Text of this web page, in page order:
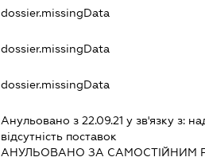
dossier.missingData
dossier.missingData
dossier.missingData
Анульовано з 22.09.21 у зв'язку з:
вiдсутнiсть поставок
АНУЛЬОВАНО ЗА САМОСТIЙНИМ